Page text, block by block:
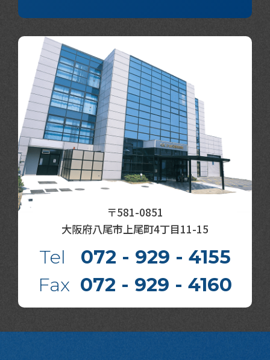
〒581-0851
大阪府八尾市上尾町4丁目11-15
Tel
072 - 929 - 4155
Fax 072 - 929 - 4160